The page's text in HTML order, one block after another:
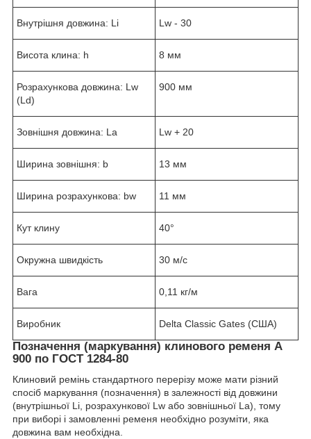
Внутрішня довжина: Li Lw - 30
Висота клина: h 8 мм
Розрахункова довжина: Lw
(Ld)
900 мм
Зовнішня довжина: La Lw + 20
Ширина зовнішня: b 13 мм
Ширина розрахункова: bw 11 мм
Кут клину 40°
Окружна швидкість 30 м/с
Вага 0,11 кг/м
Виробник Delta Classic Gates (США)
Позначення (маркування) клинового ременя A
900 по ГОСТ 1284-80
Клиновий ремінь стандартного перерізу може мати різний
спосіб маркування (позначення) в залежності від довжини
(внутрішньої Li, розрахункової Lw або зовнішньої La), тому
при виборі і замовленні ременя необхідно розуміти, яка
довжина вам необхідна.